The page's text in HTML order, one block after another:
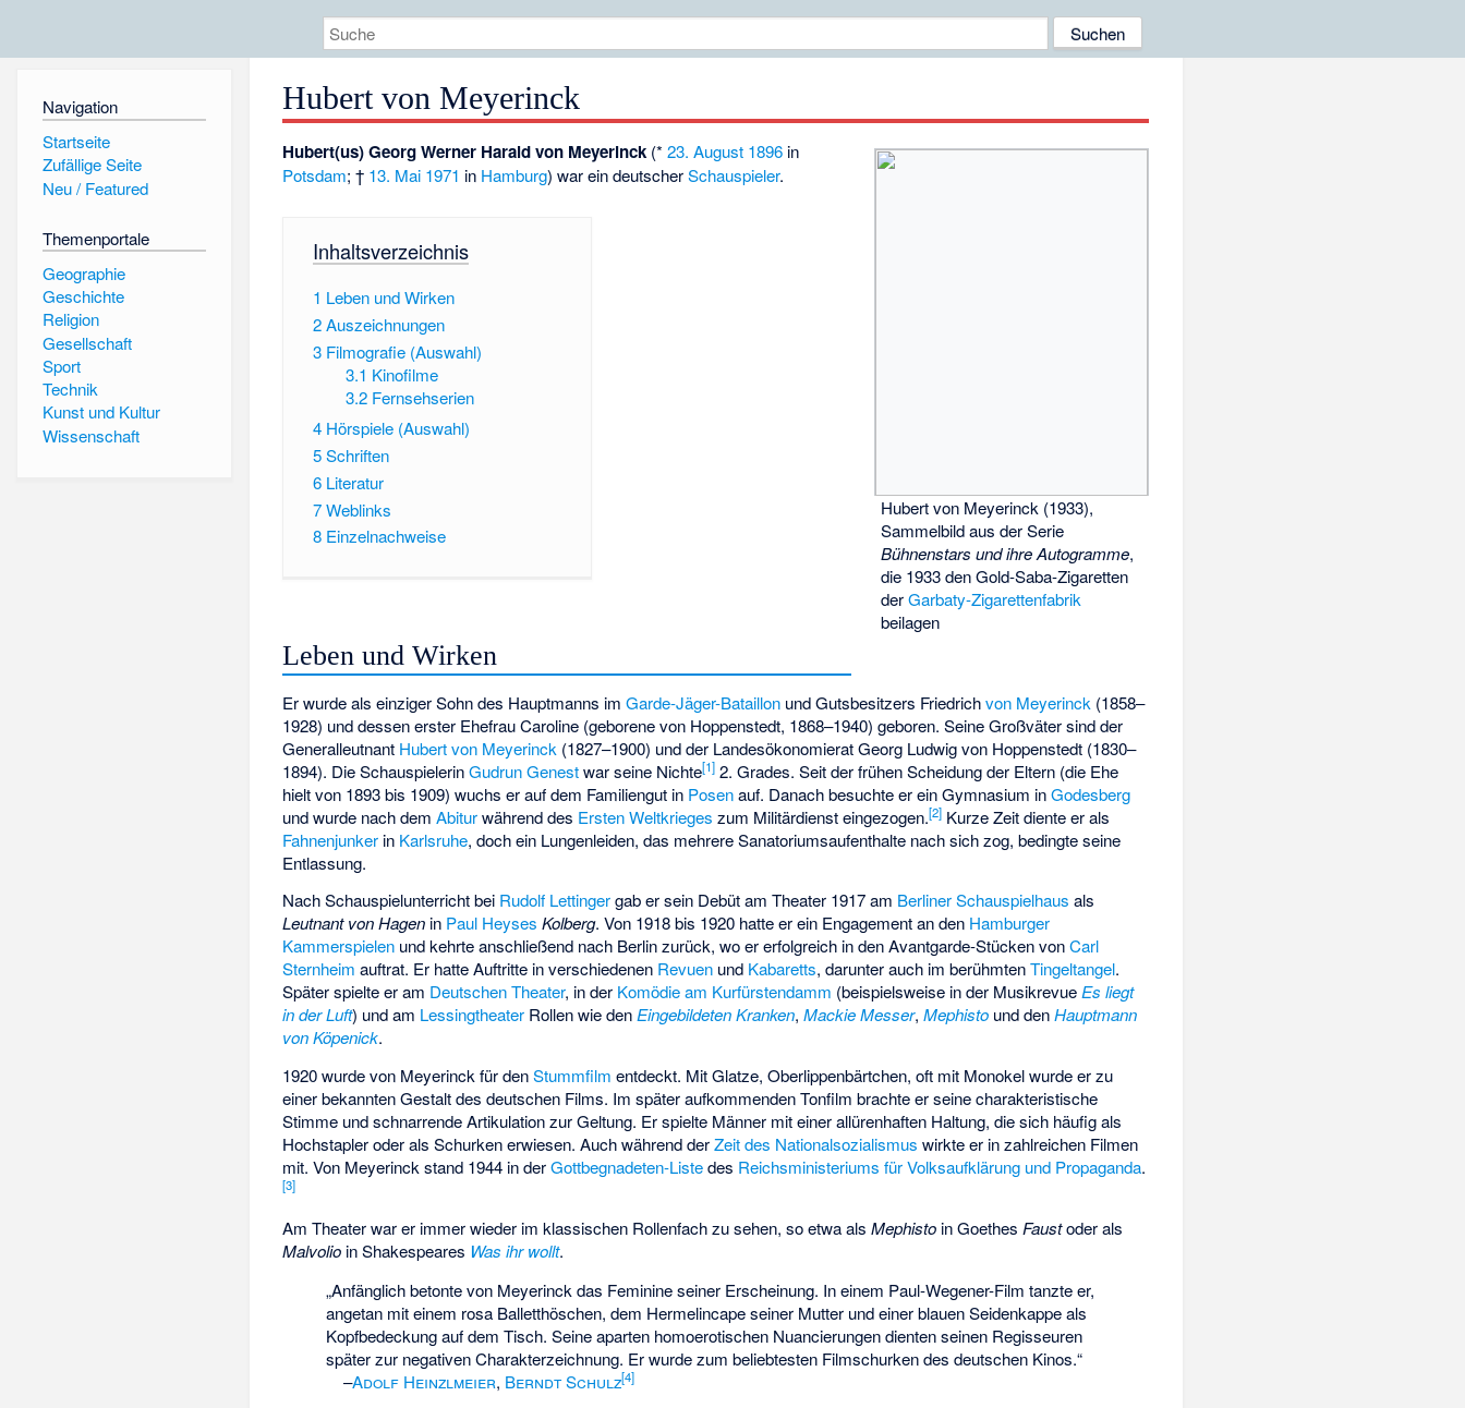
Navigation
Startseite
Zufällige Seite
Neu / Featured
Themenportale
Geographie
Geschichte
Religion
Gesellschaft
Sport
Technik
Kunst und Kultur
Wissenschaft
Hubert von Meyerinck
Hubert von Meyerinck (1933),
Sammelbild aus der Serie
Bühnenstars und ihre Autogramme,
die 1933 den Gold-Saba-Zigaretten
derGarbaty-Zigarettenfabrik
beilagen
Hubert(us) Georg Werner Harald von Meyerinck (*23. August 1896 in
Potsdam; † 13. Mai 1971 in Hamburg) war ein deutscherSchauspieler.
Inhaltsverzeichnis
1 Leben und Wirken
2Auszeichnungen
3 Filmografie (Auswahl)
3.1 Kinofilme
3.2 Fernsehserien
4 Hörspiele (Auswahl)
5Schriften
6 Literatur
7Weblinks
8 Einzelnachweise
Leben und Wirken
Er wurde als einziger Sohn des Hauptmanns imGarde-Jäger-Bataillon und Gutsbesitzers Friedrichvon Meyerinck (1858–
1928) und dessen erster Ehefrau Caroline (geborene von Hoppenstedt, 1868–1940) geboren. Seine Großväter sind der
Generalleutnant Hubert von Meyerinck (1827–1900) und der LandesökonomieratGeorg Ludwig von Hoppenstedt (1830–
1894). Die SchauspielerinGudrun Genestwar seine Nichte[1] 2. Grades. Seit der frühen Scheidung der Eltern (die Ehe
hielt von 1893 bis 1909) wuchs er auf dem Familiengut in Posenauf. Danach besuchte er ein Gymnasium inGodesberg
und wurde nach demAbiturwährend des Ersten Weltkrieges zum Militärdienst eingezogen.[2] Kurze Zeit diente er als
Fahnenjunker in Karlsruhe, doch ein Lungenleiden, das mehrere Sanatoriumsaufenthalte nach sich zog, bedingte seine
Entlassung.
Nach Schauspielunterricht bei Rudolf Lettingergab er sein Debüt am Theater 1917 am Berliner Schauspielhaus als
Leutnant von Hagen in Paul Heyses Kolberg. Von 1918 bis 1920 hatte er ein Engagement an den Hamburger
Kammerspielen und kehrte anschließend nach Berlin zurück, wo er erfolgreich in den Avantgarde-Stücken vonCarl
Sternheim auftrat. Er hatte Auftritte in verschiedenen Revuen und Kabaretts, darunter auch im berühmtenTingeltangel.
Später spielte er am Deutschen Theater, in der Komödie am Kurfürstendamm (beispielsweise in der MusikrevueEs liegt
in der Luft) und am Lessingtheater Rollen wie denEingebildeten Kranken,Mackie Messer,Mephisto und denHauptmann
von Köpenick.
1920 wurde von Meyerinck für denStummfilm entdeckt. Mit Glatze, Oberlippenbärtchen, oft mit Monokel wurde er zu
einer bekannten Gestalt des deutschen Films. Im später aufkommenden Tonfilm brachte er seine charakteristische
Stimme und schnarrende Artikulation zur Geltung. Er spielte Männer mit einer allürenhaften Haltung, die sich häufig als
Hochstapler oder als Schurken erwiesen. Auch während derZeit des Nationalsozialismus wirkte er in zahlreichen Filmen
mit. Von Meyerinck stand 1944 in derGottbegnadeten-Listedes Reichsministeriums für Volksaufklärung und Propaganda.
[3]
Am Theater war er immer wieder im klassischen Rollenfach zu sehen, so etwa alsMephisto in Goethes Faustoder als
Malvolio in Shakespeares Was ihr wollt.
„Anfänglich betonte von Meyerinck das Feminine seiner Erscheinung. In einem Paul-Wegener-Film tanzte er,
angetan mit einem rosa Balletthöschen, dem Hermelincape seiner Mutter und einer blauen Seidenkappe als
Kopfbedeckung auf dem Tisch. Seine aparten homoerotischen Nuancierungen dienten seinen Regisseuren
später zur negativen Charakterzeichnung. Er wurde zum beliebtesten Filmschurken des deutschen Kinos.“
–Adolf Heinzlmeier, Berndt Schulz[4]